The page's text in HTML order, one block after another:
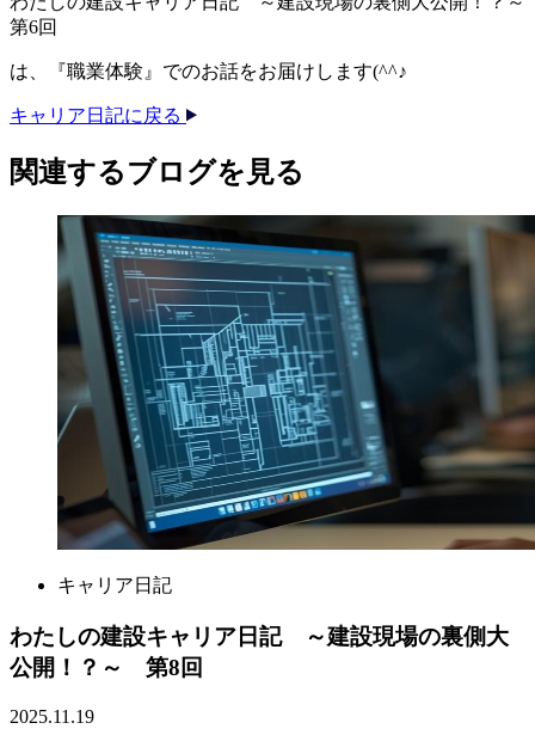
第6回
は、『職業体験』でのお話をお届けします(^^♪
キャリア日記に戻る
関連する​ブログを​見る​
キャリア日記
わたしの建設キャリア日記 ～建設現場の裏側大
公開！？～ 第8回
2025.11.19